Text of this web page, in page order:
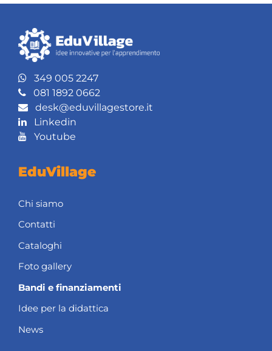
349 005 2247
081 1892 0662
desk@eduvillagestore.it
Linkedin
Youtube
EduVillage
Chi siamo
Contatti
Cataloghi
Foto gallery
Bandi e finanziamenti
Idee per la didattica
News